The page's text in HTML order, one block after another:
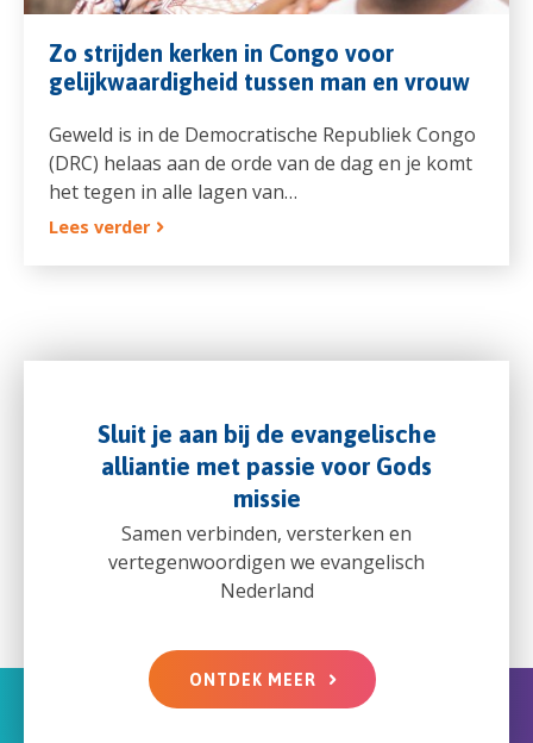
Zo strijden kerken in Congo voor
gelijkwaardigheid tussen man en vrouw
Geweld is in de Democratische Republiek Congo
(DRC) helaas aan de orde van de dag en je komt
het tegen in alle lagen van…
Lees verder
Sluit je aan bij de evangelische
alliantie met passie voor Gods
missie
Samen verbinden, versterken en
vertegenwoordigen we evangelisch
Nederland
ONTDEK MEER